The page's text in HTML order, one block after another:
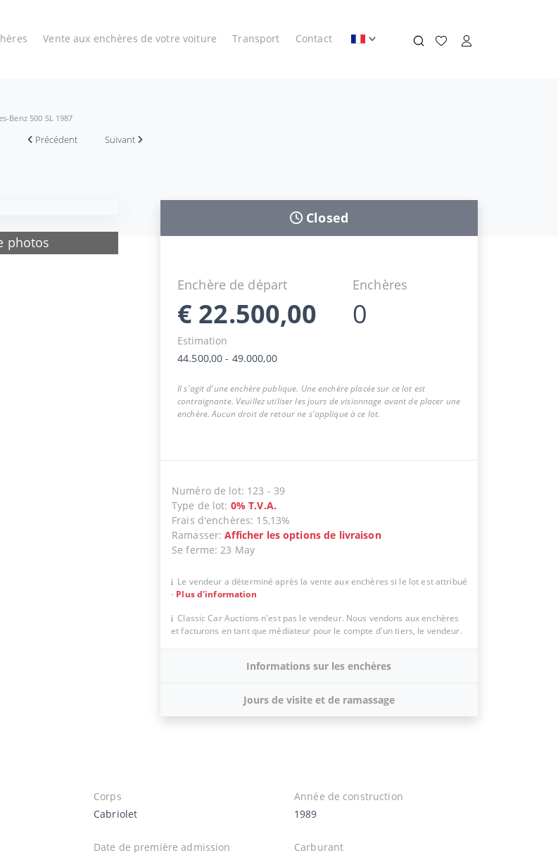
Vente aux enchères de votre voiture Transport Contact
Benz 500 SL 1987
Précédent Suivant
photos
Closed
Enchère de départ
€ 22.500,00
Enchères
0
Estimation
44.500,00 - 49.000,00
Il s'agit d'une enchère publique. Une enchère placée sur ce lot est
contraignante. Veuillez utiliser les jours de visionnage avant de placer une
enchère. Aucun droit de retour ne s'applique à ce lot.
Numéro de lot: 123 - 39
Type de lot: 0% T.V.A.
Frais d'enchères: 15,13%
Ramasser:Afficher les options de livraison
Se ferme:23 May
Le vendeur a déterminé après la vente aux enchères si le lot est attribué
- Plus d'information
Classic Car Auctions n'est pas le vendeur. Nous vendons aux enchères
et facturons en tant que médiateur pour le compte d'un tiers, le vendeur.
Informations sur les enchères
Jours de visite et de ramassage
Corps
Cabriolet
Année de construction
1989
Date de première admission
Carburant